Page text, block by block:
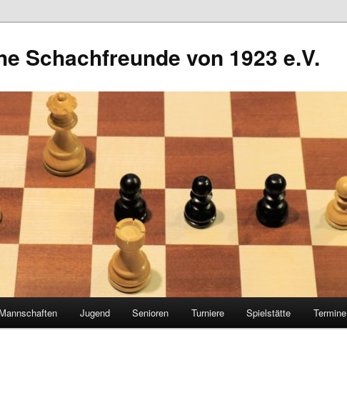
Schachfreunde von 1923 e.V.
Mannschaften Jugend Senioren Turniere Spielstätte Termine